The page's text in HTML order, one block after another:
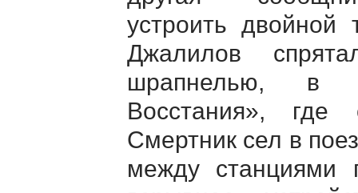
устроить
Джалилов
шрапнелью, в
Восстания»,
Смертник сел в
между станциями